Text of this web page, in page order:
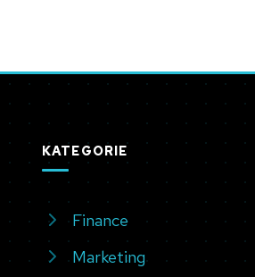
KATEGORIE
Finance
Marketing